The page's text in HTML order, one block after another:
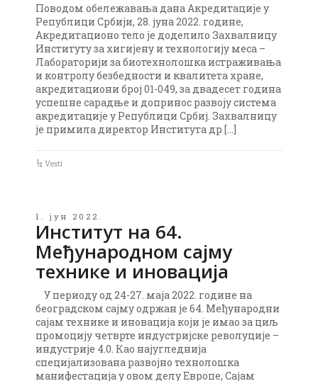
Поводом обележавања дана Акредитације у
Републици Србији, 28. јуна 2022. године,
Акредитационо тело је доделило Захвалницу
Институту за хигијену и технологију меса –
Лабораторији за биотехнолошка истраживања
и контролу безбедности и квалитета хране,
акредитациони број 01-049, за двадесет година
успешне сарадње и допринос развоју система
акредитације у Републици Србиј. Захвалницу
је примила директор Института др […]
Vesti
1. јун 2022.
Институт на 64.
Међународном сајму
технике и иновација
У периоду од 24-27. маја 2022. године на
београдском сајму одржан је 64. Међународни
сајам технике и иновација који је имао за циљ
промоцију четврте индустријске револуције –
индустрије 4.0. Као најугледнија
специјализована развојно технолошка
манифестација у овом делу Европе, Сајам